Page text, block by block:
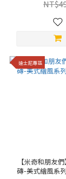
迪士尼專區
【米奇和朋友
磚-美式繪風系